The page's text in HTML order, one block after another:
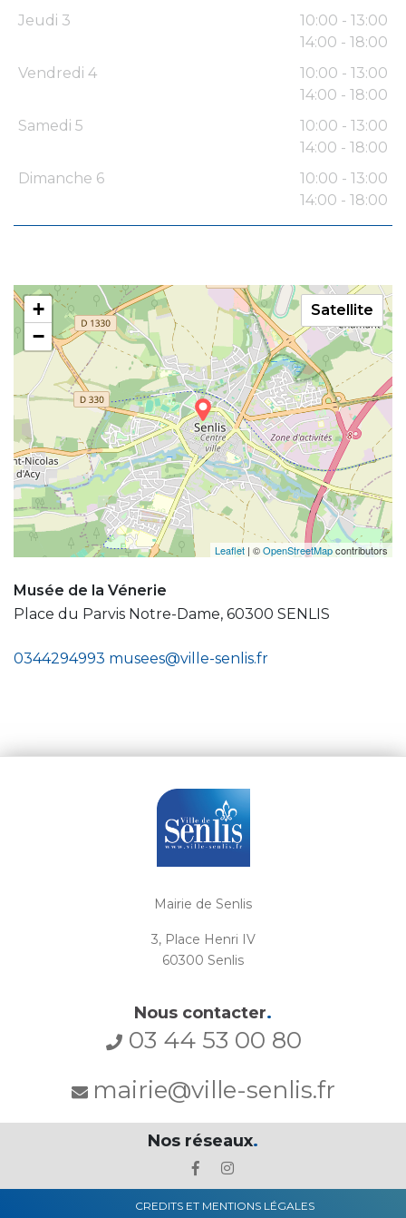
Jeudi 3
10:00 - 13:00
14:00 - 18:00
Vendredi 4
10:00 - 13:00
14:00 - 18:00
Samedi 5
10:00 - 13:00
14:00 - 18:00
Dimanche 6
10:00 - 13:00
14:00 - 18:00
+
−
Leaflet | ©OpenStreetMapcontributors
Satellite
Musée de la Vénerie
Place du Parvis Notre-Dame, 60300 SENLIS
0344294993 musees@ville-senlis.fr
Mairie de Senlis
3, Place Henri IV
60300 Senlis
Nous contacter.
03 44 53 00 80
mairie@ville-senlis.fr
Nos réseaux.
CREDITS ET MENTIONS LÉGALES